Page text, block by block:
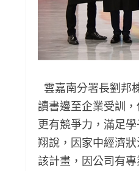
雲嘉南分署長劉邦
讀書邊至企業受訓
更有競爭力，滿足
翔說，因家中經濟
該計畫，因公司有